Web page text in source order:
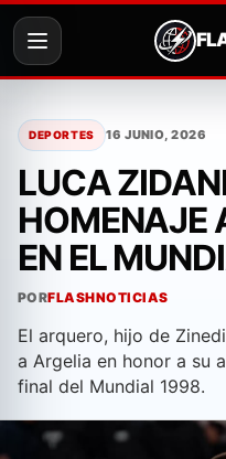
contenido
DEPORTES 16 JUNIO, 2026
LUCA
HOMENAJE
EN EL
PORFLASHNOTICIAS
El arquero, hijo de
a Argelia en honor a su
final del Mundial 1998.